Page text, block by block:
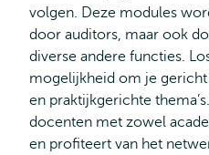
volgen. Deze modules
door auditors, maar ook
diverse andere functies.
mogelijkheid om je
en praktijkgerichte
docenten met zowel
en profiteert van het